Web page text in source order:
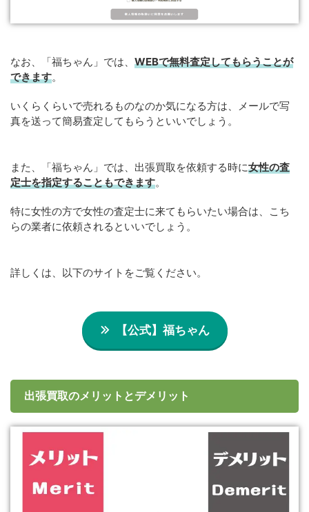
なお、「福ちゃん」では、 WEBで無料査定してもらうことが
できます。
いくらくらいで売れるものなのか気になる方は、メールで写
真を送って簡易査定してもらうといいでしょう。
また、「福ちゃん」では、出張買取を依頼する時に女性の査
定士を指定することもできます。
特に女性の方で女性の査定士に来てもらいたい場合は、こち
らの業者に依頼されるといいでしょう。
詳しくは、以下のサイトをご覧ください。
【公式】福ちゃん
出張買取のメリットとデメリット